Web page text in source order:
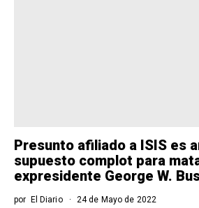
Presunto afiliado a ISIS es
supuesto complot para
expresidente George W.
por El Diario 24 de Mayo de 2022